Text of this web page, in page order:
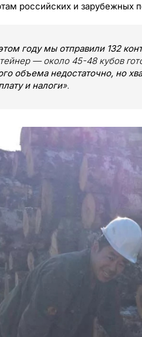
российских и зарубежных
году мы отправили 132
— около 45-48 кубов
объема недостаточно, но
и налоги».